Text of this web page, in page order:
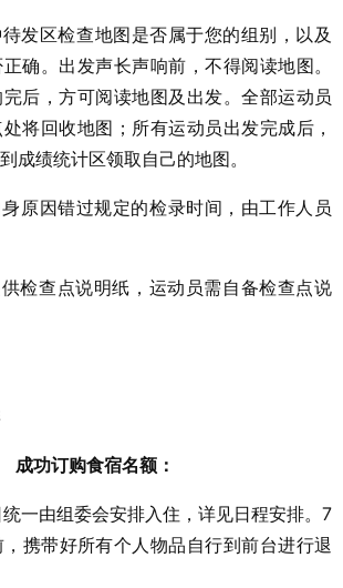
区检查地图是否属于您的组别，以及
确。出发声长声响前，不得阅读地图。
后，方可阅读地图及出发。全部运动员
将回收地图；所有运动员出发完成后，
成绩统计区领取自己的地图。
因错过规定的检录时间，由工作人员
查点说明纸，运动员需自备检查点说
成功订购食宿名额：
由组委会安排入住，详见日程安排。7
携带好所有个人物品自行到前台进行退